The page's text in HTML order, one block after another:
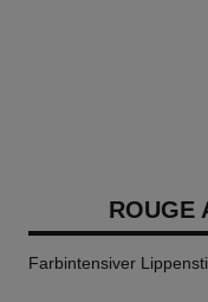
ROUGE
Farbintensiver